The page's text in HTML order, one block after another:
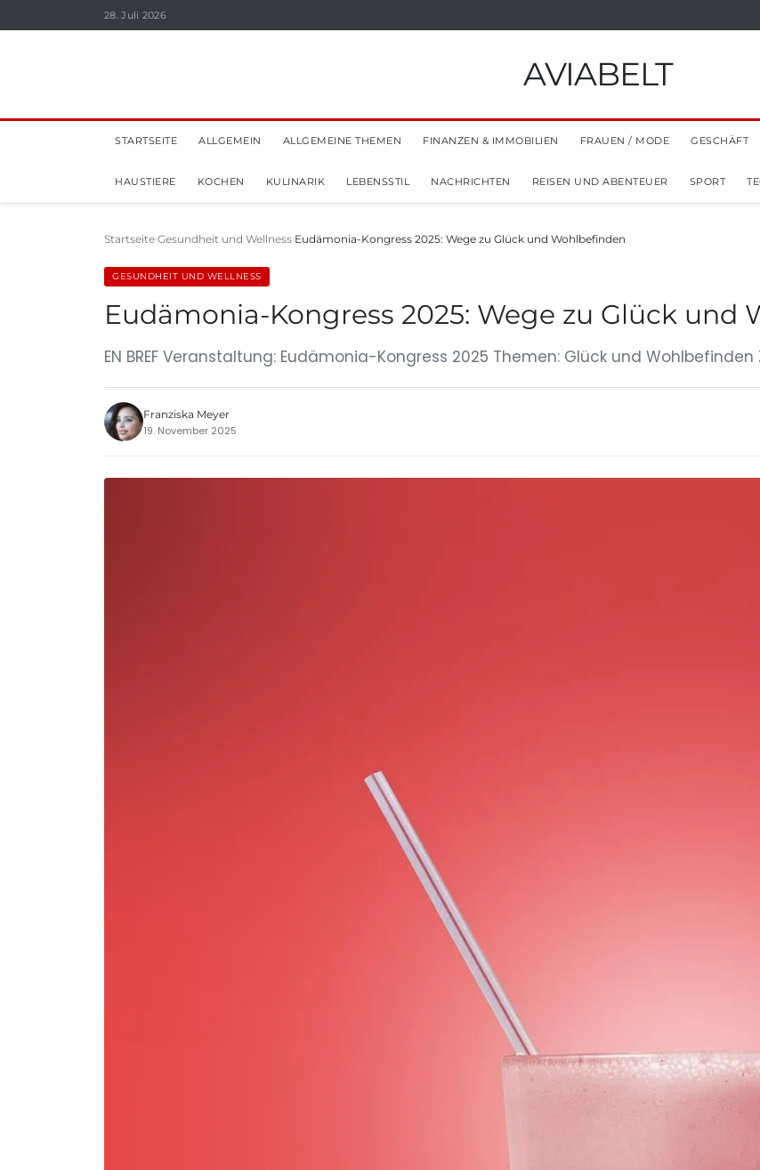
28. Juli 2026
AVIABELT
STARTSEITE ALLGEMEIN ALLGEMEINE THEMEN FINANZEN & IMMOBILIEN FRAUEN / MODE GESCHÄFT
HAUSTIERE KOCHEN KULINARIK LEBENSSTIL NACHRICHTEN REISEN UND ABENTEUER SPORT
Startseite Gesundheit und Wellness Eudämonia-Kongress 2025: Wege zu Glück und Wohlbefinden
GESUNDHEIT UND WELLNESS
Eudämonia-Kongress 2025: Wege zu Glück und
EN BREF Veranstaltung: Eudämonia-Kongress 2025 Themen: Glück und
Franziska Meyer
19. November 2025